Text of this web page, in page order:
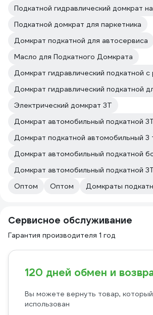
Подкатной гидравлический домкрат
Подкатной домкрат для паркетника
Домкрат подкатной для автосервиса
Масло для Подкатного Домкрата
Домкрат гидравлический подкатной
Электрический домкрат 3Т
Домкрат автомобильный подкатной
Домкрат подкатной автомобильный 3
Домкрат автомобильный подкатной
Оптом
Оптом Домкраты
Сервисное обслуживание
Гарантия производителя 1 год
120 дней обмен и
Вы можете вернуть товар,
использован